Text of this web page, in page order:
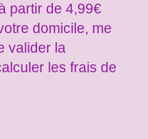
partir de 4,99€
domicile, me
valider la
les frais de